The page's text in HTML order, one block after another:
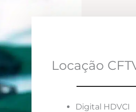
Locação
Digital HDVCI